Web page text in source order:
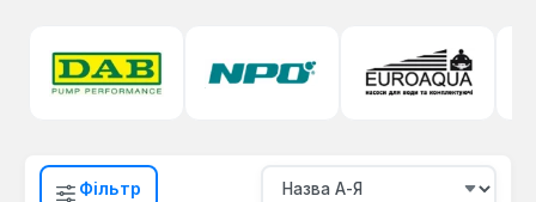
Фільтр